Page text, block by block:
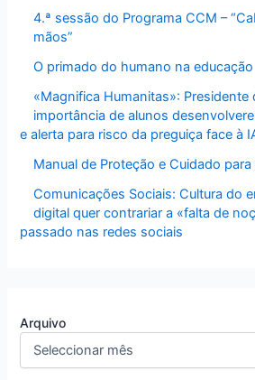
4.ª sessão do Programa CCM –
mãos”
O primado do humano na educação
«Magnifica Humanitas»: Presidente
importância de alunos
e alerta para risco da preguiça face à
Manual de Proteção e Cuidado
Comunicações Sociais: Cultura do
digital quer contrariar a «falta de
passado nas redes sociais
Arquivo